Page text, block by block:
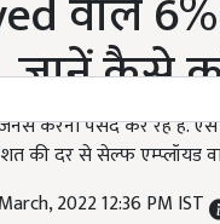
जानें कैसे
करना पसंद कर रहे हैं. ऐसे
की दर से सेल्फ एम्प्लॉयड
2022 12:36 PM IST